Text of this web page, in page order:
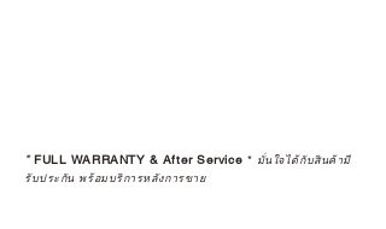
*FULL WARRANTY & After Service * มั่นใจได้กับสินค้ามี
รับประกัน พร้อมบริการหลังการขาย